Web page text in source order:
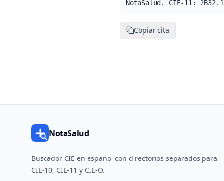
NotaSalud. CIE-11:
Copiar cita
NotaSalud
Buscador CIE en espanol con directorios separados para
CIE-10, CIE-11 y CIE-O.